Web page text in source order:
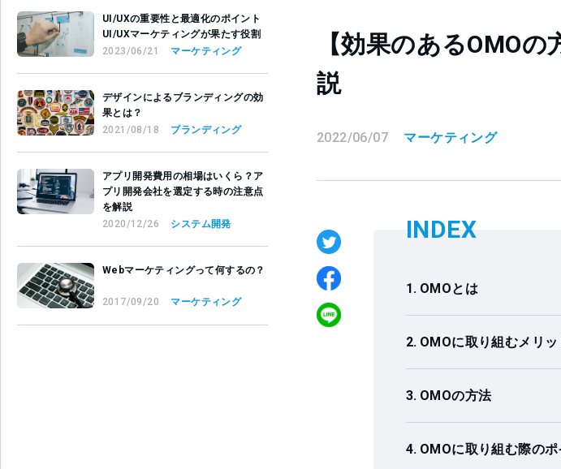
【効果のあるOMO
説
2022/06/07 マーケティング
INDEX
OMOとは
OMOに取り組むメリッ
OMOの方法
OMOに取り組む際のポ
UI/UXの重要性と最適化のポイント
UI/UXマーケティングが果たす役割
2023/06/21
マーケティング
デザインによるブランディングの効
果とは？
2021/08/18
ブランディング
アプリ開発費用の相場はいくら？ア
プリ開発会社を選定する時の注意点
を解説
2020/12/26
システム開発
Webマーケティングって何するの？
2017/09/20 マーケティング